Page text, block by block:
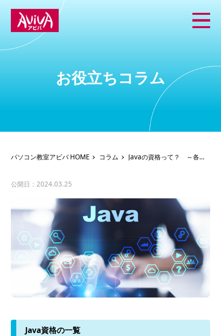
お役立ちコラム
パソコン教室アビバ HOME コラム Javaの資格って？ ～各資
格ごとの難易度などを解説
公開日：2024.03.25
Java資格の一覧